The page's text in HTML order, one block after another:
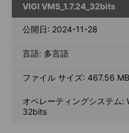
VIGI VMS_1.7.24_32bits
公開日: 2024-11-28
言語: 多言語
ファイル サイズ: 467.56 MB
オペレーティングシステム
32bits